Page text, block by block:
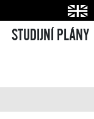
STUDIJNÍ PLÁNY